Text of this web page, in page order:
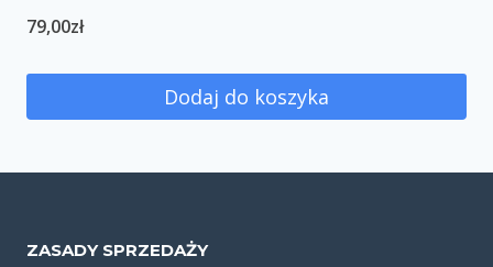
79,00zł
Dodaj do koszyka
ZASADY SPRZEDAŻY